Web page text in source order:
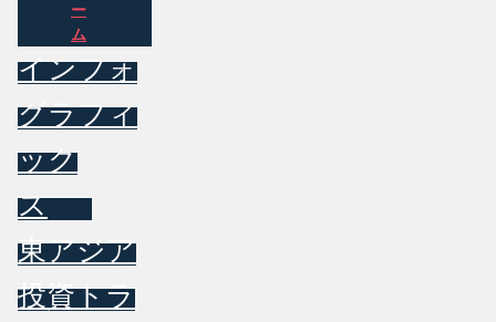
ー
ム
インフォ
グラフィ
ック
ス
東アジア
投資トラ